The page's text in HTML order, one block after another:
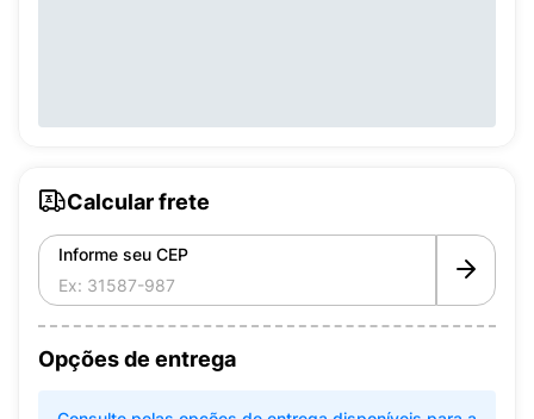
Calcular frete
Informe seu CEP
Opções de entrega